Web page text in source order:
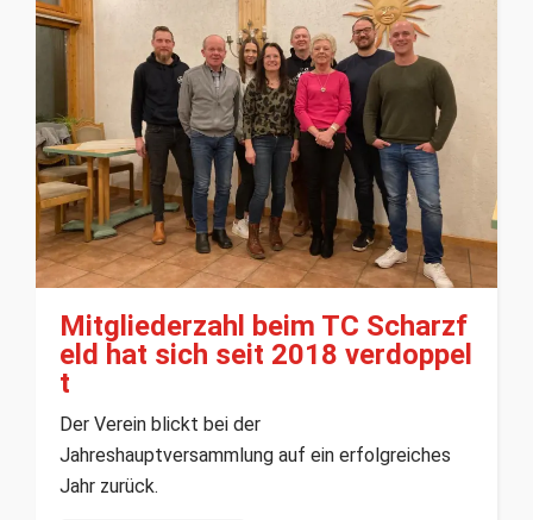
Mitgliederzahl beim TC Scharzf
eld hat sich seit 2018 verdoppel
t
Der Verein blickt bei der
Jahreshauptversammlung auf ein erfolgreiches
Jahr zurück.